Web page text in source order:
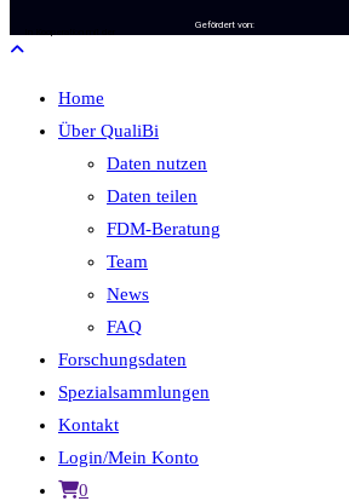
Gefördert von:
Home
Über QualiBi
Daten nutzen
Daten teilen
FDM-Beratung
Team
News
FAQ
Forschungsdaten
Spezialsammlungen
Kontakt
Login/Mein Konto
0